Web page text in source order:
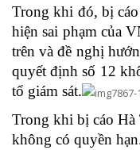
Trong khi đó, bị
hiện sai phạm của
trên và đề nghị
quyết định số 12
tổ giám sát.
Trong khi bị cáo Hà
không có quyền